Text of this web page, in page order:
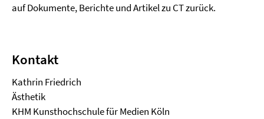
auf Dokumente, Berichte und Artikel zu CT zurück.
Kontakt
Kathrin Friedrich
Ästhetik
KHM Kunsthochschule für Medien Köln